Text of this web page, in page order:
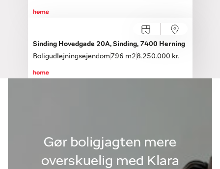
Sinding Hovedgade 20A, Sinding, 7400 Herning
Boligudlejningsejendom 796 m28.250.000 kr.
Gør boligjagten mere
overskuelig med Klara